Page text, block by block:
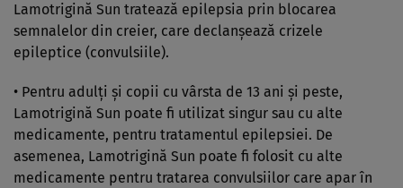
Lamotrigină Sun tratează epilepsia prin blocarea
semnalelor din creier, care declanşează crizele
epileptice (convulsiile).
• Pentru adulţi şi copii cu vârsta de 13 ani şi peste,
Lamotrigină Sun poate fi utilizat singur sau cu alte
medicamente, pentru tratamentul epilepsiei. De
asemenea, Lamotrigină Sun poate fi folosit cu alte
medicamente pentru tratarea convulsiilor care apar în